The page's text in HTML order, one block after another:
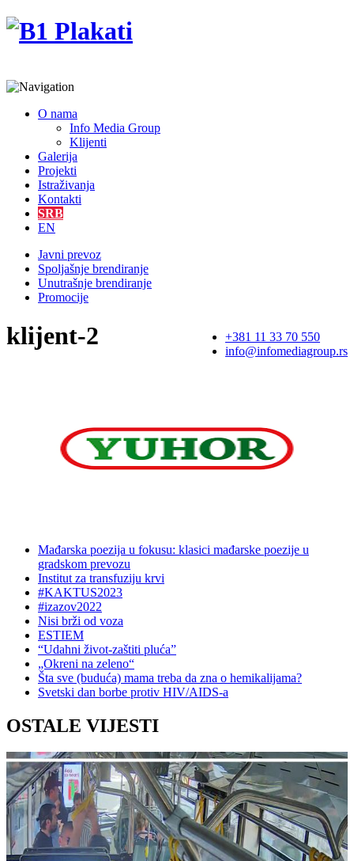
O nama
Info Media Group
Klijenti
Galerija
Projekti
Istraživanja
Kontakti
SRB
EN
Javni prevoz
Spoljašnje brendiranje
Unutrašnje brendiranje
Promocije
+381 11 33 70 550
info@infomediagroup.rs
klijent-2
Mađarska poezija u fokusu: klasici mađarske poezije u
gradskom prevozu
Institut za transfuziju krvi
#KAKTUS2023
#izazov2022
Nisi brži od voza
ESTIEM
“Udahni život-zaštiti pluća”
„Okreni na zeleno“
Šta sve (buduća) mama treba da zna o hemikalijama?
Svetski dan borbe protiv HIV/AIDS-a
OSTALE VIJESTI